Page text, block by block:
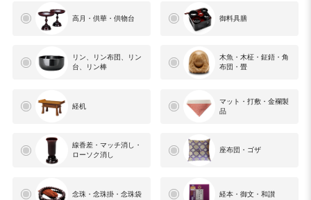
高月・供華・供物台 御料具膳
リン、リン布団、リン
台、リン棒
木魚・木柾・鉦鋙・角
布団・畳
経机
マット・打敷・金襴製
品
線香差・マッチ消し・
ローソク消し
座布団・ゴザ
念珠・念珠掛・念珠袋 経本・御文・和讃